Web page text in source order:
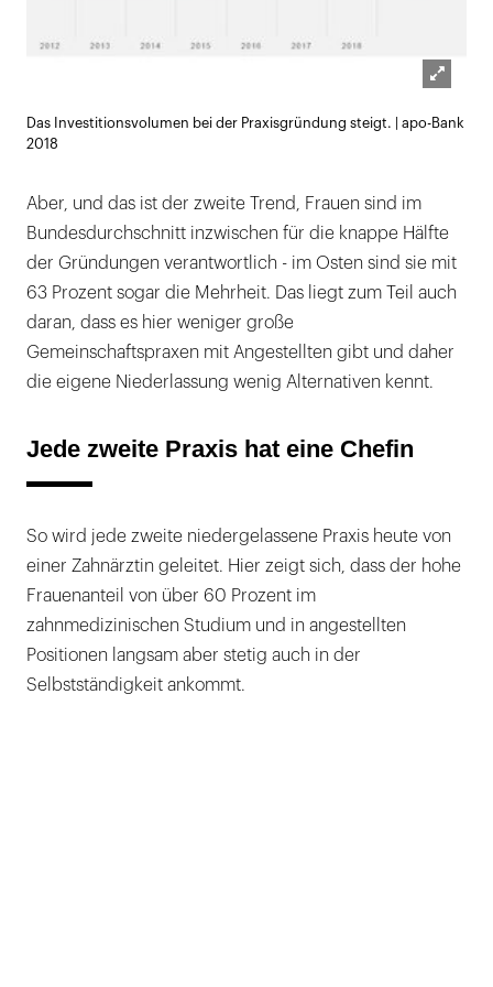
öffnen
Das Investitionsvolumen bei der Praxisgründung steigt. | apo-Bank
2018
Aber, und das ist der zweite Trend, Frauen sind im
Bundesdurchschnitt inzwischen für die knappe Hälfte
der Gründungen verantwortlich - im Osten sind sie mit
63 Prozent sogar die Mehrheit. Das liegt zum Teil auch
daran, dass es hier weniger große
Gemeinschaftspraxen mit Angestellten gibt und daher
die eigene Niederlassung wenig Alternativen kennt.
Jede zweite Praxis hat eine Chefin
So wird jede zweite niedergelassene Praxis heute von
einer Zahnärztin geleitet. Hier zeigt sich, dass der hohe
Frauenanteil von über 60 Prozent im
zahnmedizinischen Studium und in angestellten
Positionen langsam aber stetig auch in der
Selbstständigkeit ankommt.